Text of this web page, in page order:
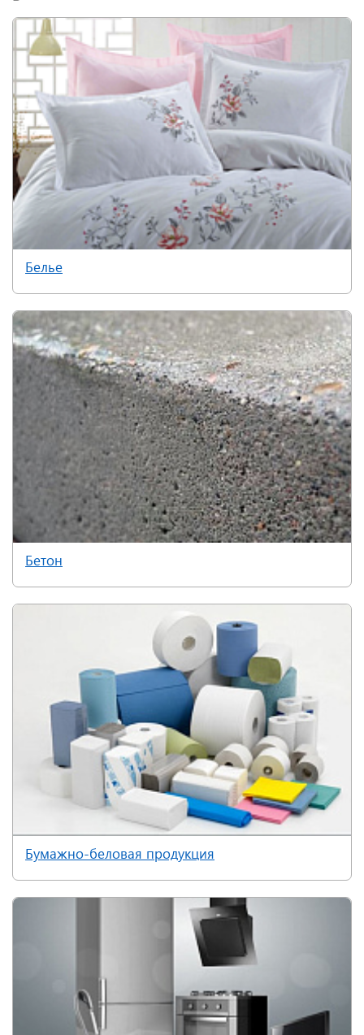
Белье
Бетон
Бумажно-беловая продукция